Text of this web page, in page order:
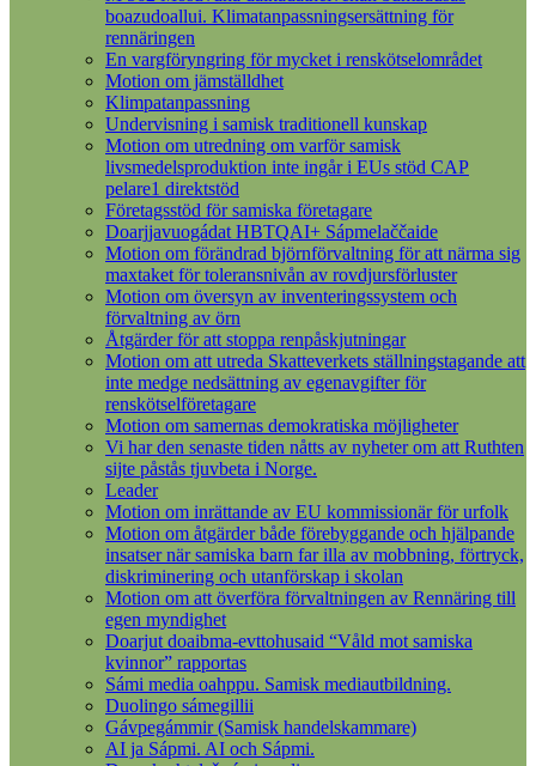
boazudoallui. Klimatanpassningsersättning för
rennäringen
En vargföryngring för mycket i renskötselområdet
Motion om jämställdhet
Klimpatanpassning
Undervisning i samisk traditionell kunskap
Motion om utredning om varför samisk
livsmedelsproduktion inte ingår i EUs stöd CAP
pelare1 direktstöd
Företagsstöd för samiska företagare
Doarjjavuogádat HBTQAI+ Sápmelaččaide
Motion om förändrad björnförvaltning för att närma sig
maxtaket för toleransnivån av rovdjursförluster
Motion om översyn av inventeringssystem och
förvaltning av örn
Åtgärder för att stoppa renpåskjutningar
Motion om att utreda Skatteverkets ställningstagande att
inte medge nedsättning av egenavgifter för
renskötselföretagare
Motion om samernas demokratiska möjligheter
Vi har den senaste tiden nåtts av nyheter om att Ruthten
sijte påstås tjuvbeta i Norge.
Leader
Motion om inrättande av EU kommissionär för urfolk
Motion om åtgärder både förebyggande och hjälpande
insatser när samiska barn far illa av mobbning, förtryck,
diskriminering och utanförskap i skolan
Motion om att överföra förvaltningen av Rennäring till
egen myndighet
Doarjut doaibma-evttohusaid “Våld mot samiska
kvinnor” rapportas
Sámi media oahppu. Samisk mediautbildning.
Duolingo sámegillii
Gávpegámmir (Samisk handelskammare)
AI ja Sápmi. AI och Sápmi.